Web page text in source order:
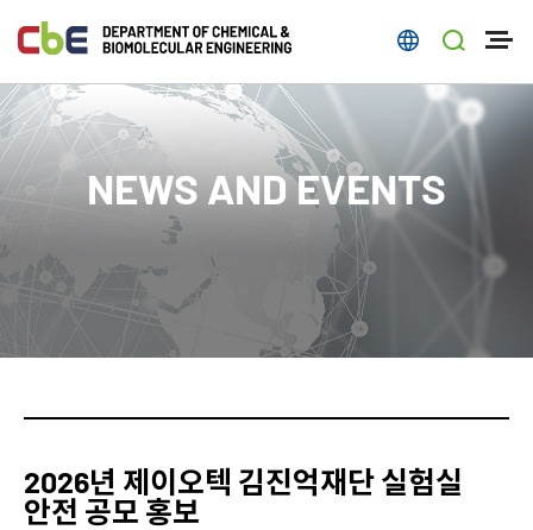
NEWS AND EVENTS
2026년 제이오텍 김진억재단 실험실
안전 공모 홍보